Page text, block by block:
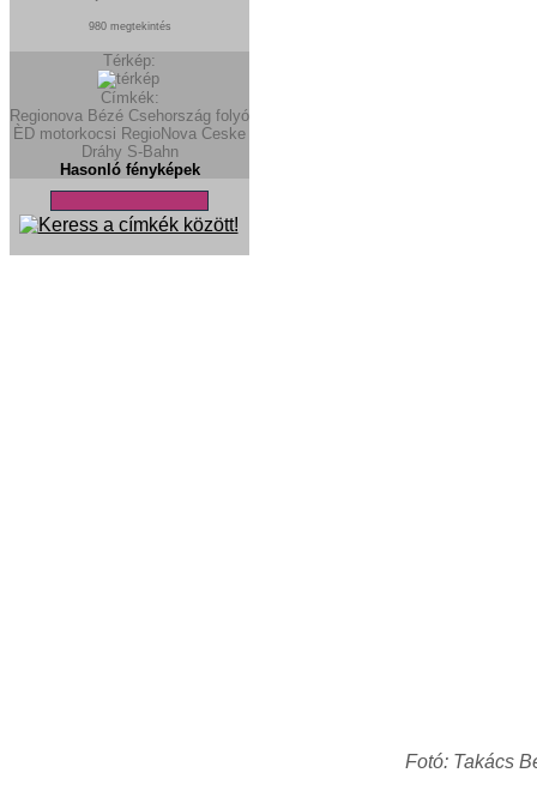
980 megtekintés
Térkép:
Címkék:
Regionova Bézé Csehország folyó
ÈD motorkocsi RegioNova Ceske
Dráhy S-Bahn
Hasonló fényképek
Fotó: Takács